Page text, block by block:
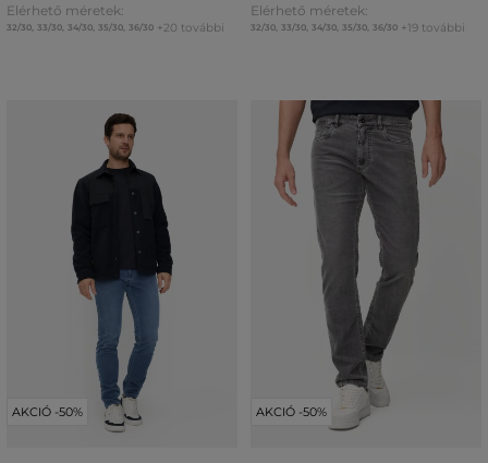
Elérhető méretek:
32/30, 33/30, 34/30, 35/30, 36/30 +20 további
Elérhető méretek:
32/30, 33/30, 34/30, 35/30, 36/30 +19 további
AKCIÓ -50% AKCIÓ -50%